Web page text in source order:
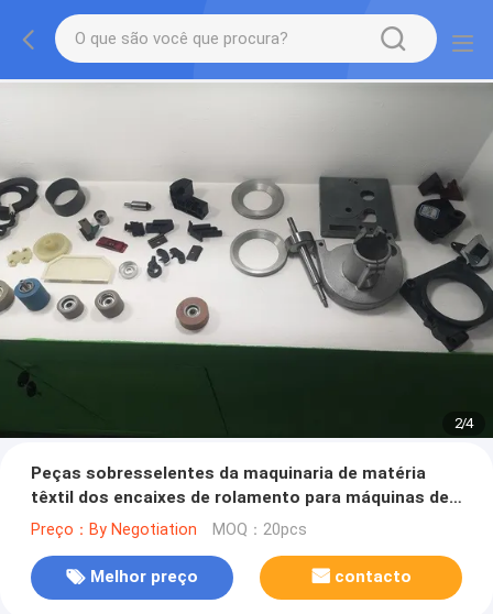
2/4
Peças sobresselentes da maquinaria de matéria
têxtil dos encaixes de rolamento para máquinas de
gerencio do fim aberto
Preço：By Negotiation MOQ：20pcs
Melhor preço contacto